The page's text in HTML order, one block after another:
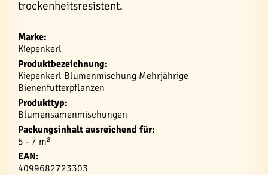
trockenheitsresistent.
Marke:
Kiepenkerl
Produktbezeichnung:
Kiepenkerl Blumenmischung Mehrjährige
Bienenfutterpflanzen
Produkttyp:
Blumensamenmischungen
Packungsinhalt ausreichend für:
5 - 7 m²
EAN:
4099682723303